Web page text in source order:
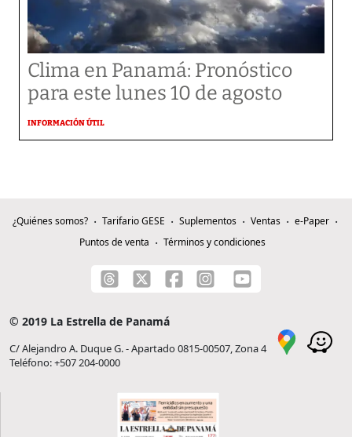
Clima en Panamá: Pronóstico
para este lunes 10 de agosto
INFORMACIÓN ÚTIL
¿Quiénes somos? Tarifario GESE Suplementos Ventas
e-Paper
Puntos de venta
Términos y condiciones
© 2019 La Estrella de Panamá
C/ Alejandro A. Duque G. - Apartado 0815-00507, Zona 4
Teléfono: +507 204-0000